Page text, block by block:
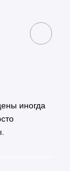
иногда